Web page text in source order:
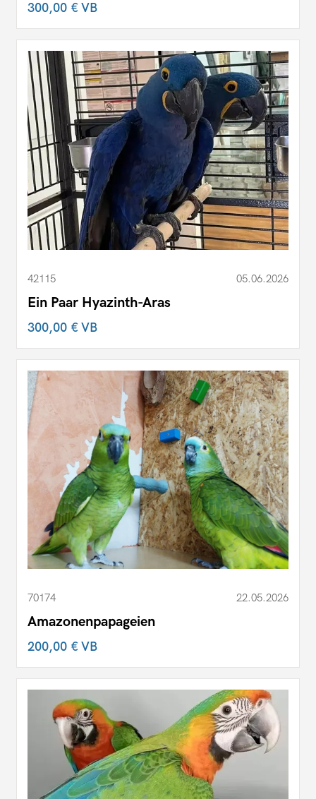
300,00 €VB
42115 05.06.2026
Ein Paar Hyazinth-Aras
300,00 €VB
70174 22.05.2026
Amazonenpapageien
200,00 €VB